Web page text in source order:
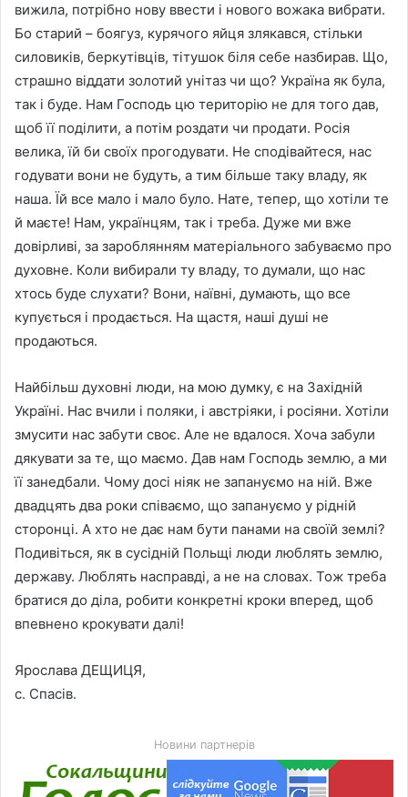
вижила, потрібно нову ввести і нового вожака вибрати.
Бо старий – боягуз, курячого яйця злякався, стільки
силовиків, беркутівців, тітушок біля себе назбирав. Що,
страшно віддати золотий унітаз чи що? Україна як була,
так і буде. Нам Господь цю територію не для того дав,
щоб її поділити, а потім роздати чи продати. Росія
велика, їй би своїх прогодувати. Не сподівайтеся, нас
годувати вони не будуть, а тим більше таку владу, як
наша. Їй все мало і мало було. Нате, тепер, що хотіли те
й маєте! Нам, українцям, так і треба. Дуже ми вже
довірливі, за зароблянням матеріального забуваємо про
духовне. Коли вибирали ту владу, то думали, що нас
хтось буде слухати? Вони, наївні, думають, що все
купується і продається. На щастя, наші душі не
продаються.
Найбільш духовні люди, на мою думку, є на Західній
Україні. Нас вчили і поляки, і австріяки, і росіяни. Хотіли
змусити нас забути своє. Але не вдалося. Хоча забули
дякувати за те, що маємо. Дав нам Господь землю, а ми
її занедбали. Чому досі ніяк не запануємо на ній. Вже
двадцять два роки співаємо, що запануємо у рідній
сторонці. А хто не дає нам бути панами на своїй землі?
Подивіться, як в сусідній Польщі люди люблять землю,
державу. Люблять насправді, а не на словах. Тож треба
братися до діла, робити конкретні кроки вперед, щоб
впевнено крокувати далі!
Ярослава ДЕЩИЦЯ,
с. Спасів.
Новини партнерів